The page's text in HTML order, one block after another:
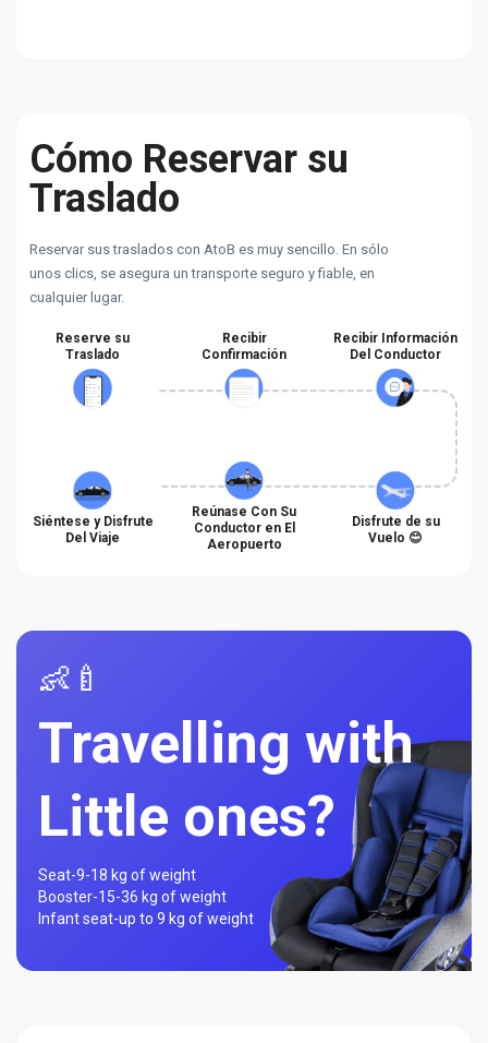
Cómo Reservar su
Traslado
Reservar sus traslados con AtoB es muy sencillo. En sólo
unos clics, se asegura un transporte seguro y fiable, en
cualquier lugar.
Reserve su
Traslado
Recibir
Confirmación
Recibir Información
Del Conductor
Siéntese y Disfrute
Del Viaje
Reúnase Con Su
Conductor en El
Aeropuerto
Disfrute de su
Vuelo 😊
👶🍼
Travelling with
Little ones?
Seat-9-18 kg of weight
Booster-15-36 kg of weight
Infant seat-up to 9 kg of weight